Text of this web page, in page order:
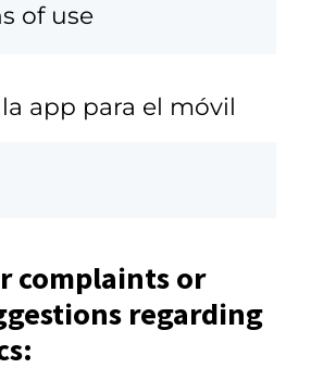
of use
app para el móvil
complaints or
regarding